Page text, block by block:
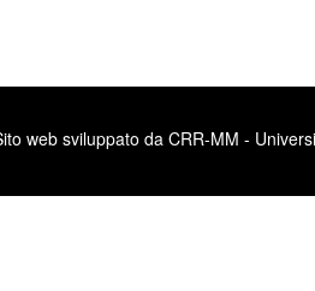
web sviluppato da CRR-MM -